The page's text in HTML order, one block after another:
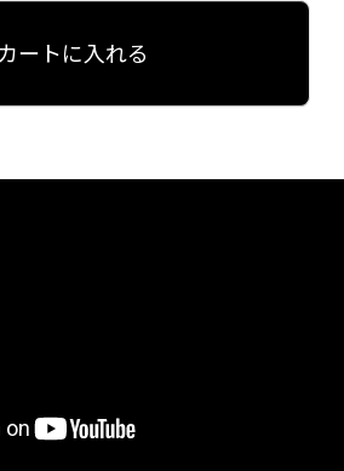
カートに入れる